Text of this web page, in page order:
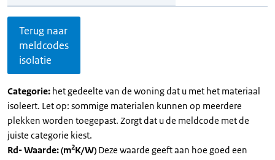
Terug naar
meldcodes
isolatie
Categorie: het gedeelte van de woning dat u met het materiaal
isoleert. Let op: sommige materialen kunnen op meerdere
plekken worden toegepast. Zorgt dat u de meldcode met de
juiste categorie kiest.
Rd- Waarde: (m2K/W) Deze waarde geeft aan hoe goed een